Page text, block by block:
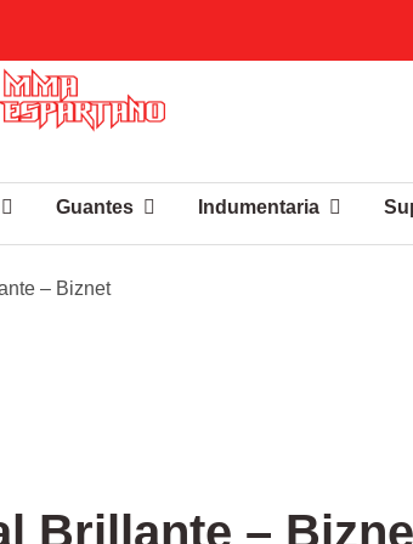
Guantes Indumentaria
– Biznet
Brillante –